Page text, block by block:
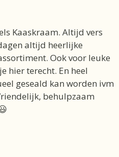
Kaaskraam. Altijd vers
altijd heerlijke
Ook voor leuke
hier terecht. En heel
geseald kan worden ivm
behulpzaam